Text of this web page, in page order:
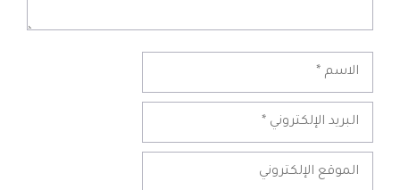
الاسم
البريد
الإلكتروني
الموقع